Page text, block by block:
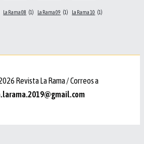
La Rama 08 (1) La Rama 09 (1) La Rama 10 (1)
Revista La Rama / Correos a